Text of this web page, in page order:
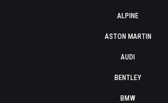
ALPINE
ASTON MARTIN
AUDI
BENTLEY
BMW